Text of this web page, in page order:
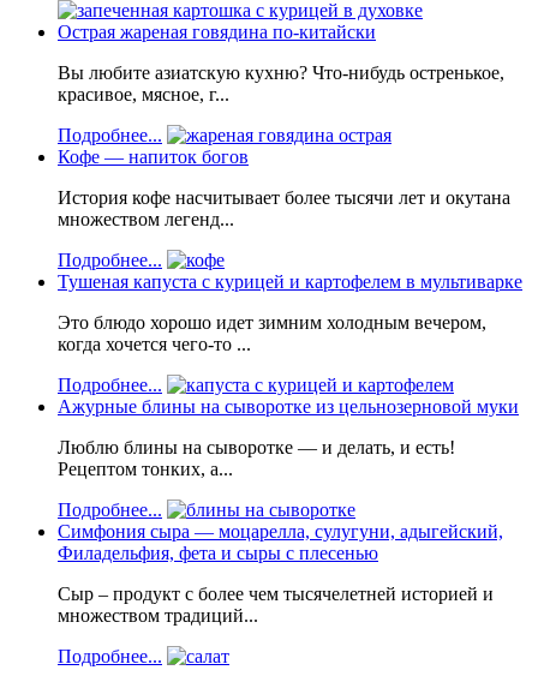
Острая жареная говядина по-китайски
Вы любите азиатскую кухню? Что-нибудь остренькое,
красивое, мясное, г...
Подробнее...
Кофе — напиток богов
История кофе насчитывает более тысячи лет и окутана
множеством легенд...
Подробнее...
Тушеная капуста с курицей и картофелем в мультиварке
Это блюдо хорошо идет зимним холодным вечером,
когда хочется чего-то ...
Подробнее...
Ажурные блины на сыворотке из цельнозерновой муки
Люблю блины на сыворотке — и делать, и есть!
Рецептом тонких, а...
Подробнее...
Симфония сыра — моцарелла, сулугуни, адыгейский,
Филадельфия, фета и сыры с плесенью
Сыр – продукт с более чем тысячелетней историей и
множеством традиций...
Подробнее...